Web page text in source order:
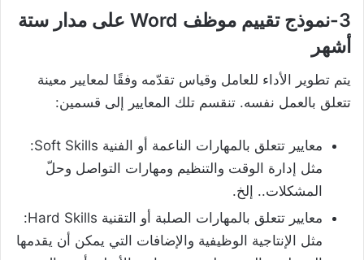
3-نموذج تقييم موظف Word على مدار ستة
أشهر
يتم تطوير الأداء للعامل وقياس تقدّمه وفقًا لمعايير معينة
تتعلق بالعمل نفسه. تنقسم تلك المعايير إلى قسمين:
معايير تتعلق بالمهارات الناعمة أو الفنية Soft Skills:
مثل إدارة الوقت والتنظيم ومهارات التواصل وحلّ
المشكلات.. إلخ.
معايير تتعلق بالمهارات الصلبة أو التقنية Hard Skills:
مثل الإنتاجية الوظيفية والإضافات التي يمكن أن يقدمها